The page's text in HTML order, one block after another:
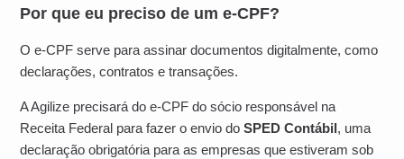
Por que eu preciso de um e-CPF?
O e-CPF serve para assinar documentos digitalmente, como
declarações, contratos e transações.
A Agilize precisará do e-CPF do sócio responsável na
Receita Federal para fazer o envio doSPED Contábil, uma
declaração obrigatória para as empresas que estiveram sob